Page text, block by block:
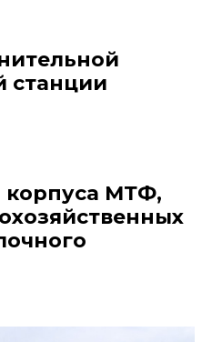
станции
корпуса МТФ,